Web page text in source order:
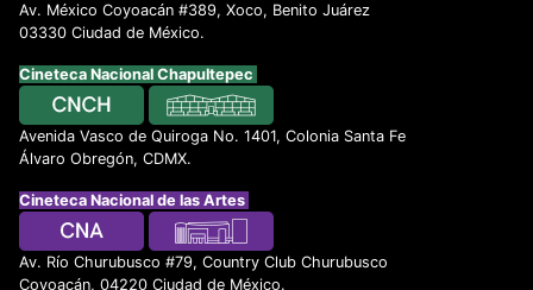
Av. México Coyoacán #389, Xoco, Benito Juárez
03330 Ciudad de México.
Cineteca Nacional Chapultepec
Avenida Vasco de Quiroga No. 1401, Colonia Santa Fe
Álvaro Obregón, CDMX.
Cineteca Nacional de las Artes
Av. Río Churubusco #79, Country Club Churubusco
Coyoacán, 04220 Ciudad de México.